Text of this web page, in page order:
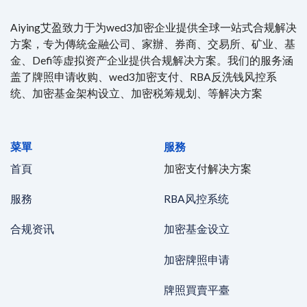
Aiying艾盈致力于为wed3加密企业提供全球一站式合规解决
方案，专为傳統金融公司、家辦、券商、交易所、矿业、基
金、Defi等虚拟资产企业提供合规解决方案。我们的服务涵
盖了牌照申请收购、wed3加密支付、RBA反洗钱风控系
统、加密基金架构设立、加密税筹规划、等解决方案
菜單
首頁
服務
合规资讯
服務
加密支付解决方案
RBA风控系统
加密基金设立
加密牌照申请
牌照買賣平臺